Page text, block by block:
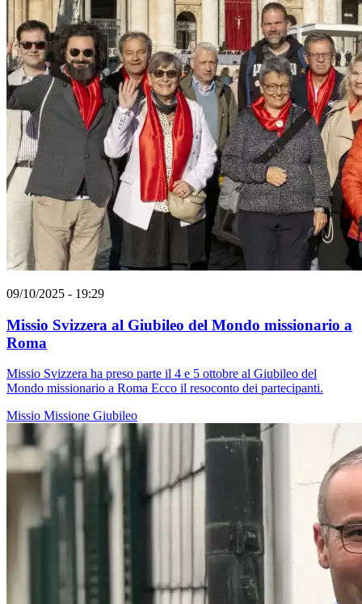
09/10/2025 - 19:29
Missio Svizzera al Giubileo del Mondo missionario a
Roma
Missio Svizzera ha preso parte il 4 e 5 ottobre al Giubileo del
Mondo missionario a Roma Ecco il resoconto dei partecipanti.
Missio Missione Giubileo